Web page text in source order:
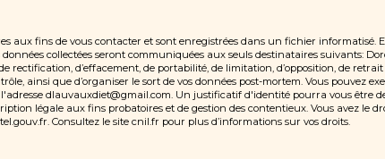
aux fins de vous contacter et sont enregistrées dans un fichier informatisé.
collectées seront communiquées aux seuls destinataires suivants:
de rectification, d’effacement, de portabilité, de limitation, d’opposition, de
ainsi que d’organiser le sort de vos données post-mortem. Vous pouvez
dlauvauxdiet@gmail.com. Un justificatif d'identité pourra vous être
légale aux fins probatoires et de gestion des contentieux. Vous avez le
. Consultez le site cnil.fr pour plus d’informations sur vos droits.